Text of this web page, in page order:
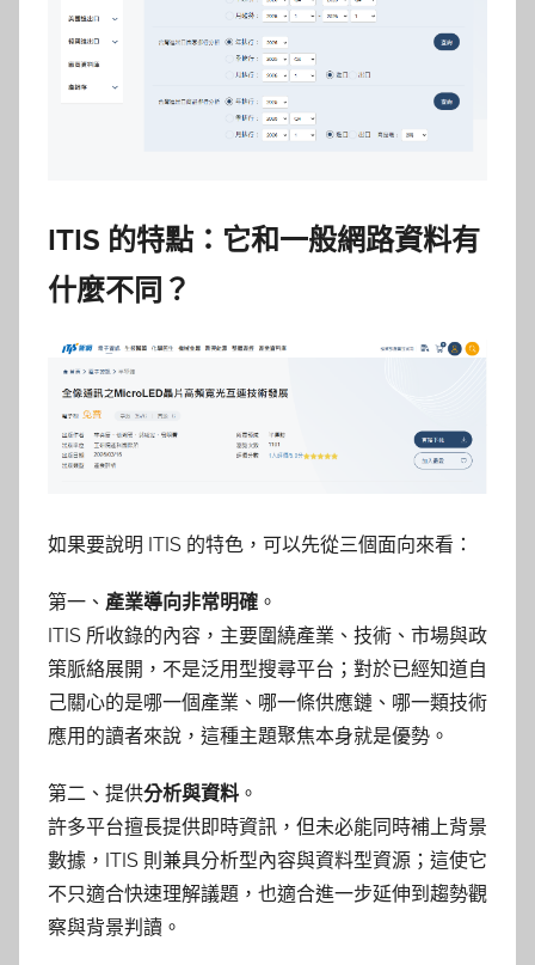
ITIS 的特點：它和一般網路資料有
什麼不同？
如果要說明 ITIS 的特色，可以先從三個面向來看：
第一、 產業導向非常明確 。
ITIS 所收錄的內容，主要圍繞產業、技術、市場與政
策脈絡展開，不是泛用型搜尋平台；對於已經知道自
己關心的是哪一個產業、哪一條供應鏈、哪一類技術
應用的讀者來說，這種主題聚焦本身就是優勢。
第二、提供分析與資料 。
許多平台擅長提供即時資訊，但未必能同時補上背景
數據，ITIS 則兼具分析型內容與資料型資源；這使它
不只適合快速理解議題，也適合進一步延伸到趨勢觀
察與背景判讀。